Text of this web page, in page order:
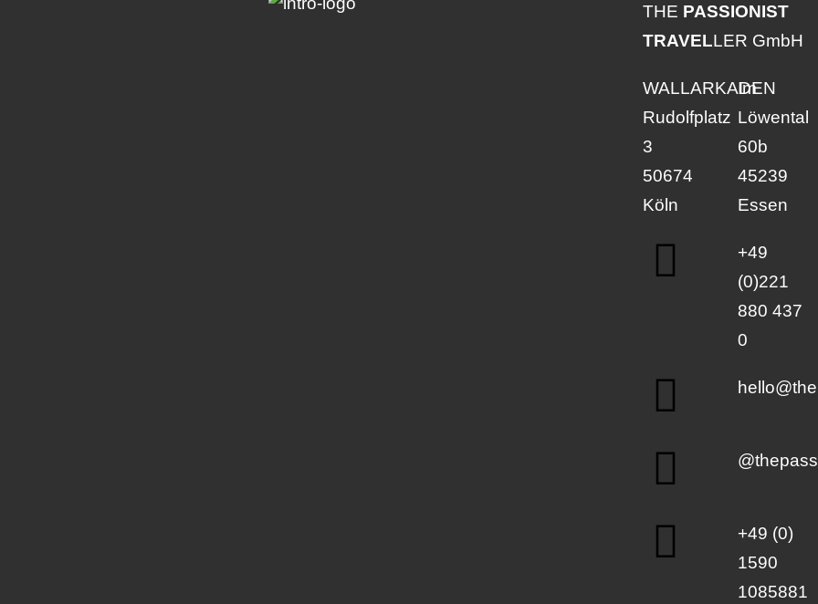
THE PASSIONIST
TRAVELLER GmbH
WALLARKADEN
Rudolfplatz
3
50674
Köln
Im
Löwental
60b
45239
Essen
+49
(0)221
880 437
0
+49 (0)
1590
1085881